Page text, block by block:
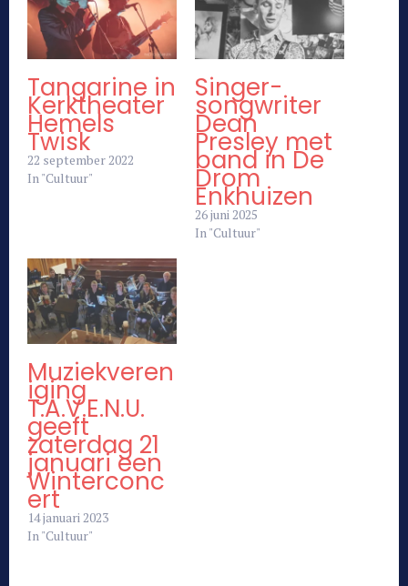
Tangarine in
Kerktheater
Hemels
Twisk
22 september 2022
In "Cultuur"
Singer-
songwriter
Dean
Presley met
band in De
Drom
Enkhuizen
26 juni 2025
In "Cultuur"
Muziekveren
iging
T.A.V.E.N.U.
geeft
zaterdag 21
januari een
Winterconc
ert
14 januari 2023
In "Cultuur"